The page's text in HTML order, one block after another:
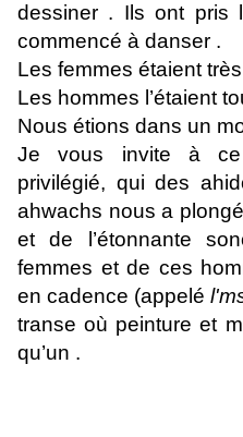
dessiner . Ils ont pris
commencé à danser .
Les femmes étaient
Les hommes l’étaient
Nous étions dans un
Je vous invite à ce
privilégié, qui des
ahwachs nous a
et de l’étonnante
femmes et de ces
en cadence (appelé
transe où peinture et
qu’un .